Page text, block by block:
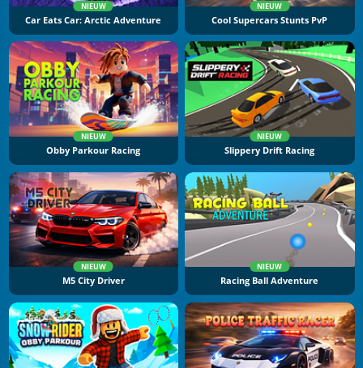
NIEUW
Car Eats Car: Arctic Adventure
NIEUW
Cool Supercars Stunts PvP
NIEUW
Obby Parkour Racing
NIEUW
Slippery Drift Racing
NIEUW
M5 City Driver
NIEUW
Racing Ball Adventure